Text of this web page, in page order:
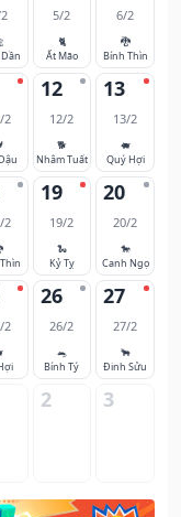
5/2
🐈
Ất Mão
6/2
🐉
Bính Thìn
2
12
12/2
🐕
Nhâm Tuất
13
13/2
🐖
Quý Hợi
2
19
19/2
🐍
Kỷ Tỵ
20
20/2
🐎
Canh Ngọ
2
26
26/2
🐀
Bính Tý
27
27/2
🐂
Đinh Sửu
2 3